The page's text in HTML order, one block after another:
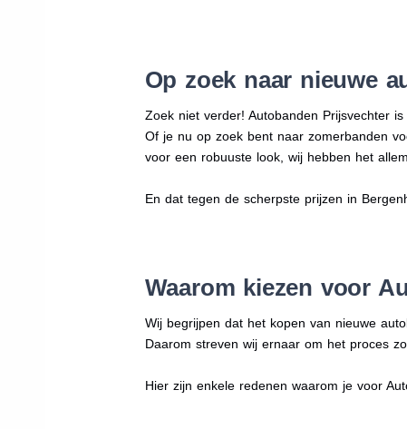
Op zoek naar nieuwe
Zoek niet verder! Autobanden Prijsvechter
Of je nu op zoek bent naar zomerbanden
voor een robuuste look, wij hebben het
En dat tegen de scherpste prijzen in
Waarom kiezen voor
Wij begrijpen dat het kopen van nieuwe
Daarom streven wij ernaar om het proces
Hier zijn enkele redenen waarom je voor